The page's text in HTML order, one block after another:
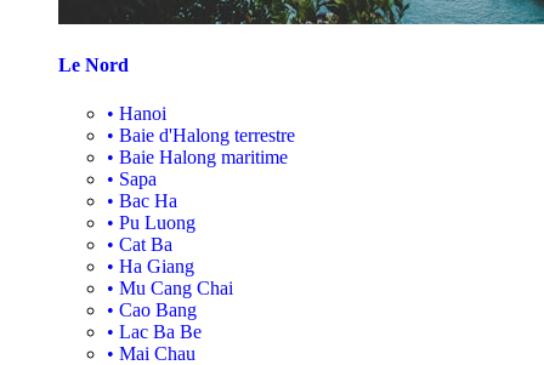
Le Nord
• Hanoi
• Baie d'Halong terrestre
• Baie Halong maritime
• Sapa
• Bac Ha
• Pu Luong
• Cat Ba
• Ha Giang
• Mu Cang Chai
• Cao Bang
• Lac Ba Be
• Mai Chau